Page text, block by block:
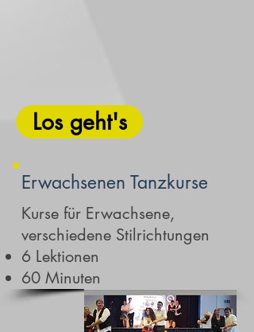
Los geht's
Erwachsenen Tanzkurse
Kurse für Erwachsene,
verschiedene Stilrichtungen
6 Lektionen
60 Minuten